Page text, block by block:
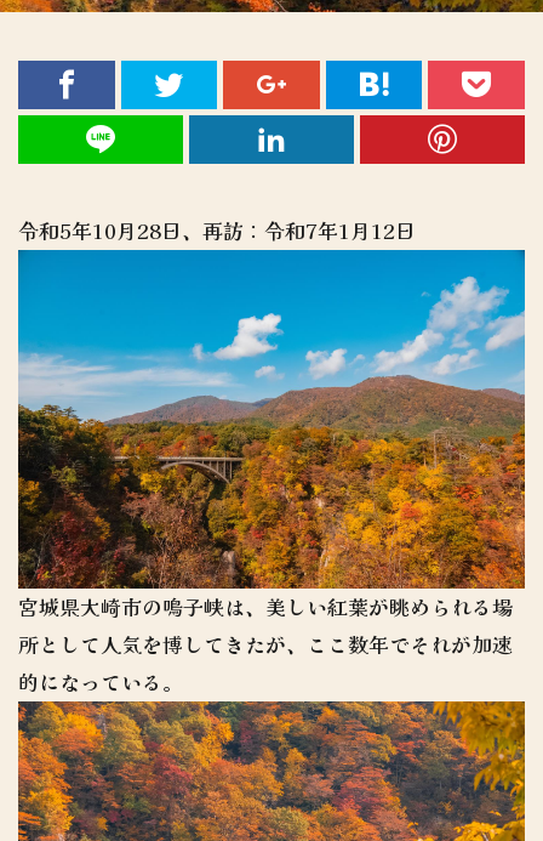
令和5年10月28日、再訪：令和7年1月12日
宮城県大崎市の鳴子峡は、美しい紅葉が眺められる場
所として人気を博してきたが、ここ数年でそれが加速
的になっている。